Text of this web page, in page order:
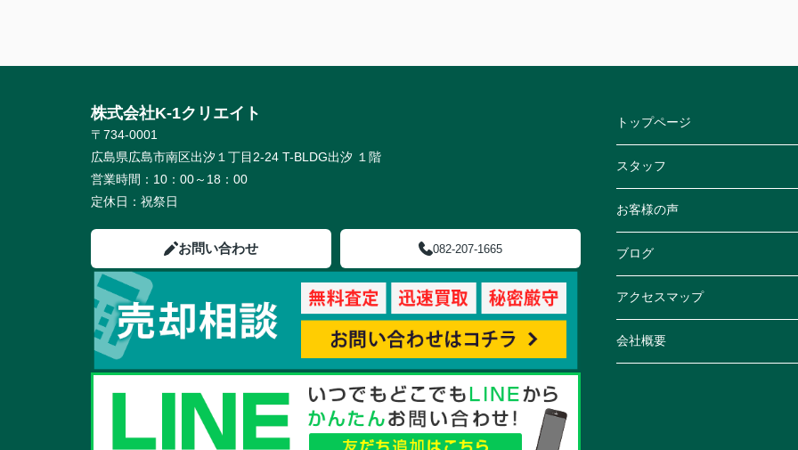
株式会社K-1クリエイト
〒734-0001
広島県広島市南区出汐１丁目2-24 T-BLDG出汐 １階
営業時間： 10：00～18：00
定休日： 祝祭日
お問い合わせ 082-207-1665
トップページ
スタッフ
お客様の声
ブログ
アクセスマップ
会社概要